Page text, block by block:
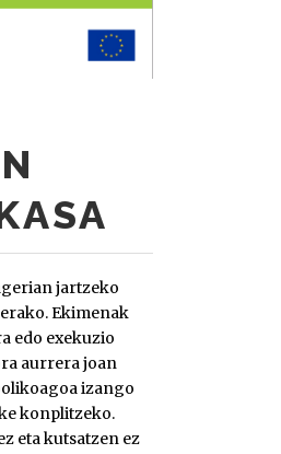
jartzeko
Ekimenak
edo exekuzio
aurrera joan
izango
konplitzeko.
eta kutsatzen ez